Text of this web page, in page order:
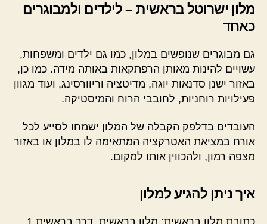
מלון ישרוטל בראשית – לילדים ולמבוגרים
כאחד
גם מבוגרים שנופשים במלון, כמו גם ילדים ומשפחות,
עשויים להינות מאותן הרפתקאות באותה מידה. כמו כן,
באזור ישנן סדנאות יוגה, מדיטציה וריוורסינג, ועוד מגוון
פעילויות רוחניות, לחובבי הרוח והמיסטיקה.
העובדים בדלפק הקבלה של המלון ישמחו לסייע לכל
אורח במציאת האטרקציה המתאימה לו במלון או באזור
מצפה רמון, ולהכווין אותו למקום.
איך ניתן להגיע למלון
כתובת מלון בראשית: מלון בראשית, דרך בראשית 1,